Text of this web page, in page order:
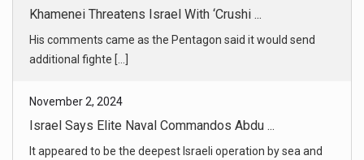
Israel Says Elite Naval Commandos Abdu ...
It appeared to be the deepest Israeli operation by sea and
ground insi [...]
November 2, 2024
‘The Interview’ Podcast: Peter Singer ...
The controversial philosopher discusses societal taboos,